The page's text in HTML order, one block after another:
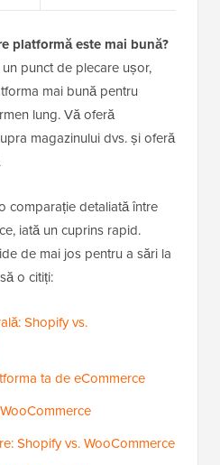
platformă este mai bună?
punct de plecare ușor,
mai bună pentru
lung. Vă oferă
magazinului dvs. și oferă
comparație detaliată între
iată un cuprins rapid.
de mai jos pentru a sări la
o citiți:
Shopify vs.
ta de eCommerce
Shopify vs. WooCommerce